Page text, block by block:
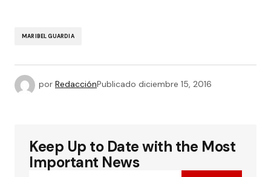
MARIBEL GUARDIA
por RedacciónPublicado diciembre 15, 2016
Keep Up to Date with the Most
Important News